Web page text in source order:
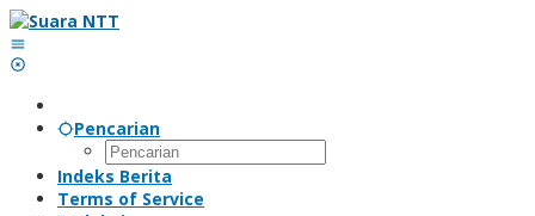
Lewati
ke
konten
Pencarian
Indeks Berita
Terms of Service